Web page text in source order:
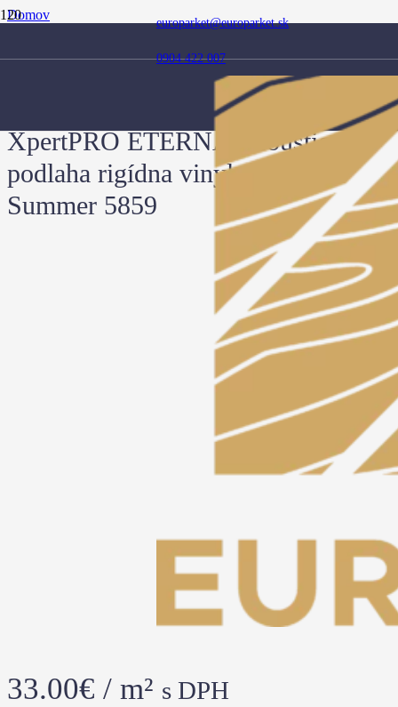
europarket@europarket.sk
0904 422 007
Domov
Vinylové / kompozitné podlahy
XpertPRO ETERNA Acoustic podlaha rigídna vinylová Dub
XpertPRO ETERNA Acoustic
podlaha rigídna vinylová Dub
Summer 5859
33.00€ / m² s DPH